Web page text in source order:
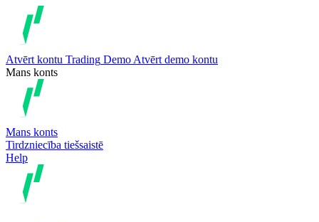
Atvērt kontu Trading Demo Atvērt demo kontu
Mans konts
Mans konts
Tirdzniecība tiešsaistē
Help